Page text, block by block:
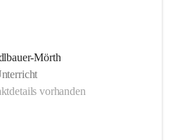
Mörth
vorhanden